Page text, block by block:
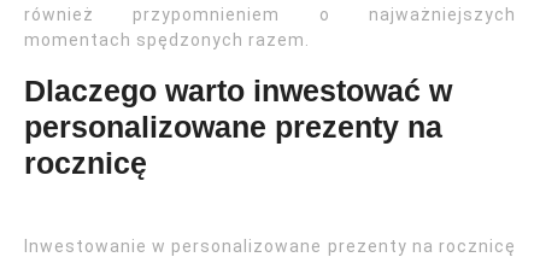
również przypomnieniem o najważniejszych
momentach spędzonych razem.
Dlaczego warto inwestować w
personalizowane prezenty na
rocznicę
Inwestowanie w personalizowane prezenty na rocznicę